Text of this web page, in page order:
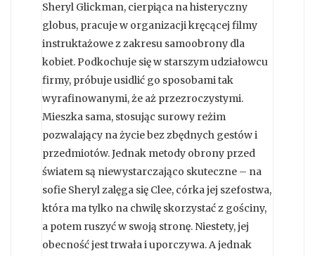
Sheryl Glickman, cierpiąca na histeryczny
globus, pracuje w organizacji kręcącej filmy
instruktażowe z zakresu samoobrony dla
kobiet. Podkochuje się w starszym udziałowcu
firmy, próbuje usidlić go sposobami tak
wyrafinowanymi, że aż przezroczystymi.
Mieszka sama, stosując surowy reżim
pozwalający na życie bez zbędnych gestów i
przedmiotów. Jednak metody obrony przed
światem są niewystarczająco skuteczne – na
sofie Sheryl zalęga się Clee, córka jej szefostwa,
która ma tylko na chwilę skorzystać z gościny,
a potem ruszyć w swoją stronę. Niestety, jej
obecność jest trwała i uporczywa. A jednak